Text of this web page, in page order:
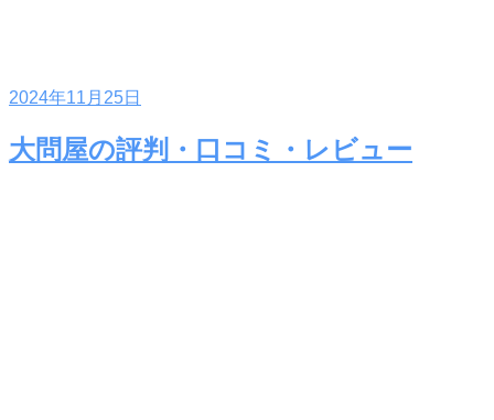
2024年11月25日
大問屋の評判・口コミ・レビュー